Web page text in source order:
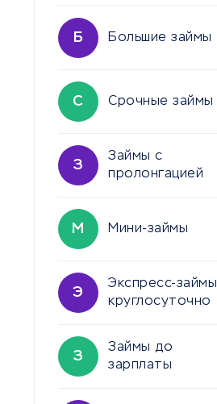
Б Большие займы
С Срочные займы
З
Займы с
пролонгацией
М Мини-займы
Э
Экспресс-займы
круглосуточно
З
Займы до
зарплаты